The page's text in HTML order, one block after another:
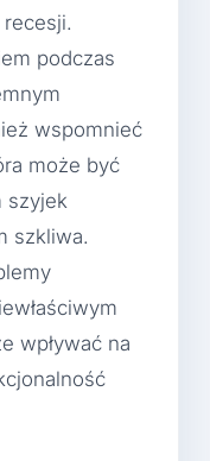
podczas
wspomnieć
może być
szyjek
szkliwa.
wpływać na